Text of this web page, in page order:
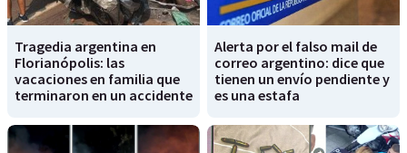
Tragedia argentina en
Florianópolis: las
vacaciones en familia que
terminaron en un accidente
Alerta por el falso mail de
correo argentino: dice que
tienen un envío pendiente y
es una estafa